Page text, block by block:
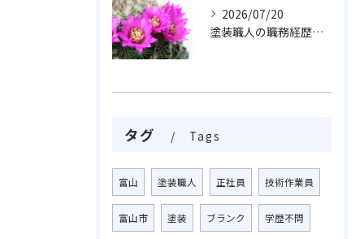
2026/07/20
塗装職人の職務経歴書で富山県富山市で年収アップを実現する方法
タグ Tags
富山 塗装職人 正社員 技術作業員
富山市 塗装 ブランク 学歴不問